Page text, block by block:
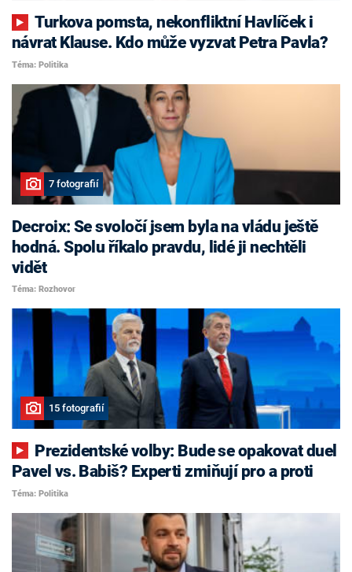
Turkova pomsta, nekonfliktní Havlíček i
návrat Klause. Kdo může vyzvat Petra Pavla?
Téma: Politika
7 fotografií
Decroix: Se svoločí jsem byla na vládu ještě
hodná. Spolu říkalo pravdu, lidé ji nechtěli
vidět
Téma: Rozhovor
15 fotografií
Pavel vs. Babiš? Experti zmiňují pro a proti
Téma: Politika